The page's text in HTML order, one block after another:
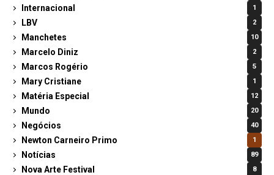
Internacional 1
LBV 2
Manchetes 10
Marcelo Diniz 2
Marcos Rogério 5
Mary Cristiane 1
Matéria Especial 12
Mundo 20
Negócios 40
Newton Carneiro Primo 1
Notícias 89
Nova Arte Festival 8